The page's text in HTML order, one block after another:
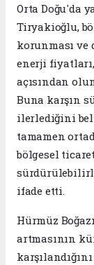
Orta Doğu'da
Tiryakioğlu,
korunması
enerji
açısından
Buna karşın
ilerlediğini
tamamen
bölgesel
ifade etti.
Hürmüz
artmasının